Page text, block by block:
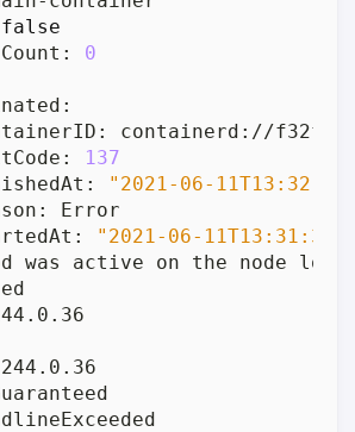
false
0
137
"2021-06-
"2021-06-